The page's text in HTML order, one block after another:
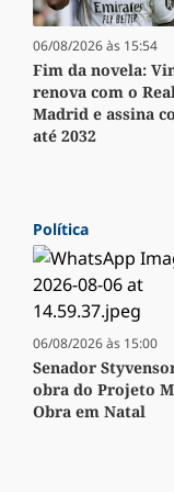
06/08/2026 às 15:54
Fim da novela:
renova com o Real
Madrid e assina
até 2032
Política
06/08/2026 às 15:00
Senador
obra do Projeto
Obra em Natal